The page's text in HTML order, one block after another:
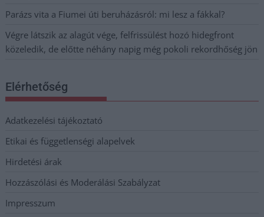
Parázs vita a Fiumei úti beruházásról: mi lesz a fákkal?
Végre látszik az alagút vége, felfrissülést hozó hidegfront
közeledik, de előtte néhány napig még pokoli rekordhőség jön
Elérhetőség
Adatkezelési tájékoztató
Etikai és függetlenségi alapelvek
Hirdetési árak
Hozzászólási és Moderálási Szabályzat
Impresszum